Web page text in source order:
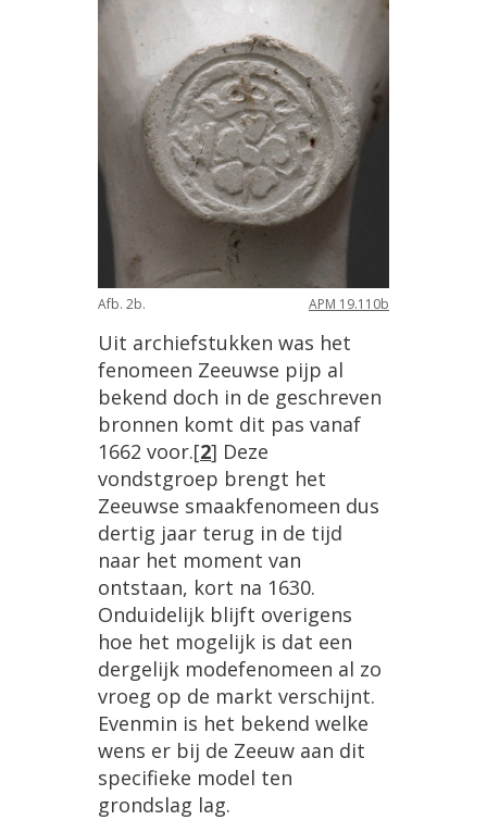
Afb. 2b. APM 19.110b
Uit archiefstukken was het
fenomeen Zeeuwse pijp al
bekend doch in de geschreven
bronnen komt dit pas vanaf
1662 voor.[2] Deze
vondstgroep brengt het
Zeeuwse smaakfenomeen dus
dertig jaar terug in de tijd
naar het moment van
ontstaan, kort na 1630.
Onduidelijk blijft overigens
hoe het mogelijk is dat een
dergelijk modefenomeen al zo
vroeg op de markt verschijnt.
Evenmin is het bekend welke
wens er bij de Zeeuw aan dit
specifieke model ten
grondslag lag.